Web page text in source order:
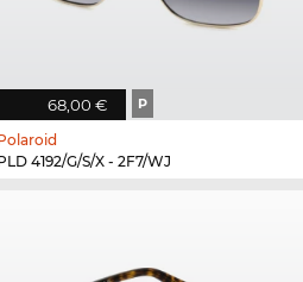
68,00 € P
4192/G/S/X - 2F7/WJ